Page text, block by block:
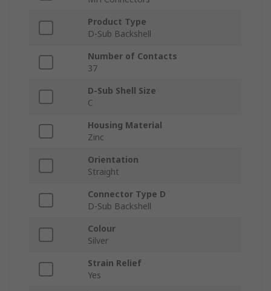
Product Type
D-Sub Backshell
Number of Contacts
37
D-Sub Shell Size
C
Housing Material
Zinc
Orientation
Straight
Connector Type D
D-Sub Backshell
Colour
Silver
Strain Relief
Yes